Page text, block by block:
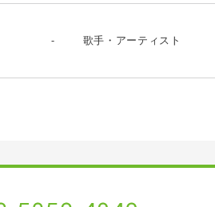
- 歌手・アーティスト